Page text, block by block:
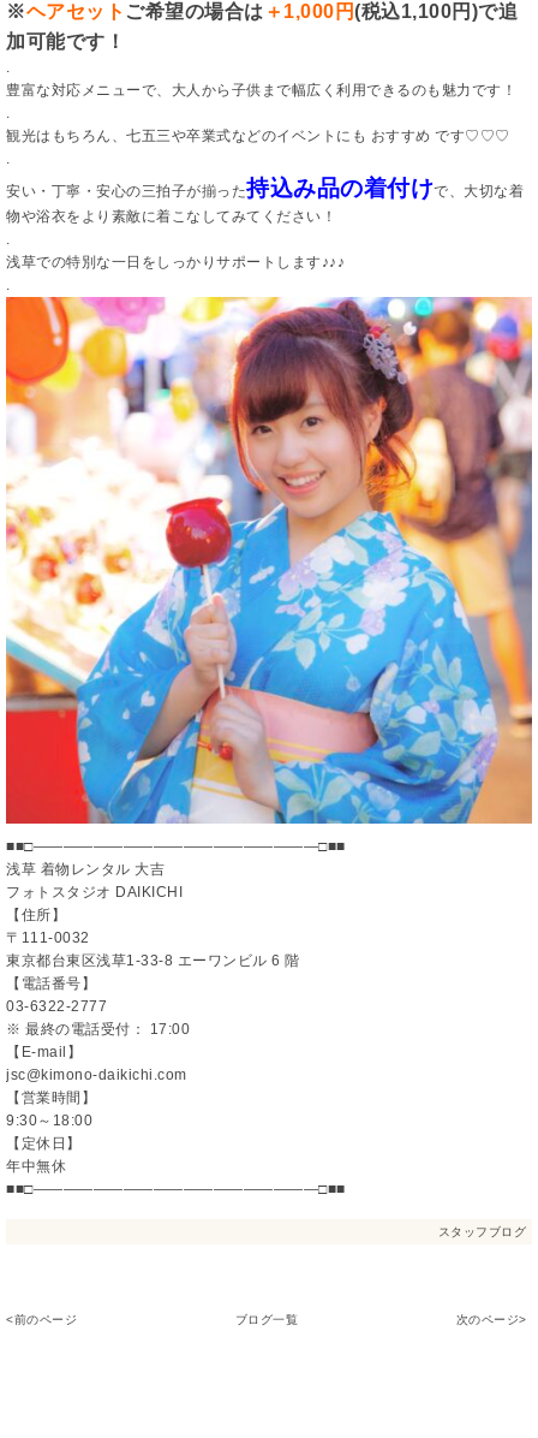
※ヘアセット ご希望の場合は ＋1,000円(税込1,100円)で追
加可能です！
.
豊富な対応メニューで、大人から子供まで幅広く利用できるのも魅力です！
.
観光はもちろん、七五三や卒業式などのイベントにも おすすめ です♡♡♡
.
安い・丁寧・安心の三拍子が揃った持込み品の着付けで、大切な着
物や浴衣をより素敵に着こなしてみてください！
.
浅草での特別な一日をしっかりサポートします♪♪♪
.
■■□―――――――――――――――――――□■■
浅草 着物レンタル 大吉
フォトスタジオ DAIKICHI
【住所】
〒111-0032
東京都台東区浅草1-33-8 エーワンビル 6 階
【電話番号】
03-6322-2777
※ 最終の電話受付： 17:00
【E-mail】
jsc@kimono-daikichi.com
【営業時間】
9:30～18:00
【定休日】
年中無休
■■□―――――――――――――――――――□■■
スタッフブログ
<前のページ ブログ一覧 次のページ>